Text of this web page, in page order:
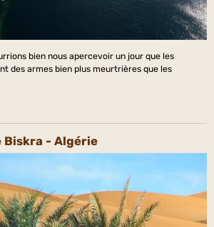
bien nous apercevoir un jour que les
des armes bien plus meurtrières que les
Biskra - Algérie